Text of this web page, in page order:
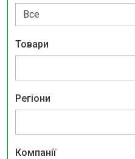
Товари
Регіони
Компанії